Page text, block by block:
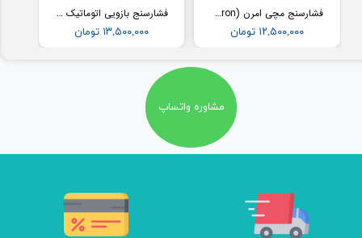
فشارسنج بازویی اتوماتیک با کاف پهن امرن (OMRON) مدل M3
۱۳,۵۰۰,۰۰۰ تومان
فشارسنج مچی امرن (Omron) مدل RS2
۱۲,۵۰۰,۰۰۰ تومان
مشاوره واتساپ